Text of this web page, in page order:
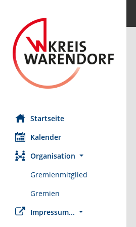
Startseite
Kalender
Organisation
Gremienmitglied
Gremien
Impressum...